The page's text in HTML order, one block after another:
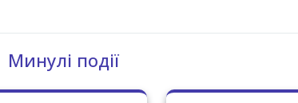
Минулі події